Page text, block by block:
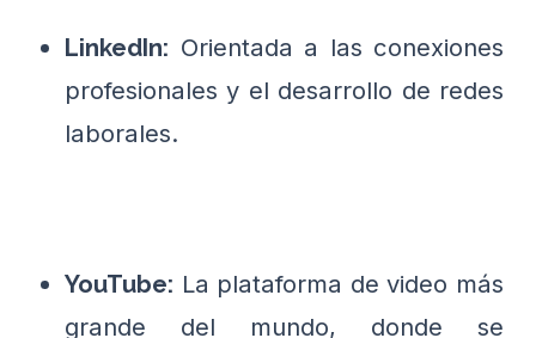
LinkedIn: Orientada a las conexiones
profesionales y el desarrollo de redes
laborales.
YouTube: La plataforma de video más
grande del mundo, donde se